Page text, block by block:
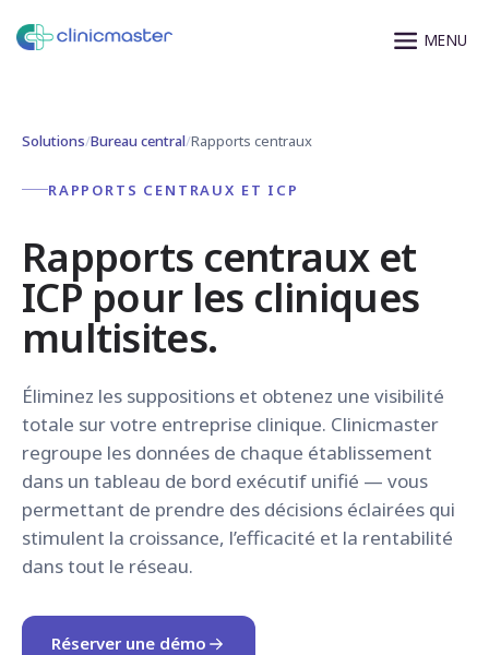
Solutions/Bureau central/Rapports centraux
RAPPORTS CENTRAUX ET ICP
Rapports centraux et
ICP pour les cliniques
multisites.
Éliminez les suppositions et obtenez une visibilité
totale sur votre entreprise clinique. Clinicmaster
regroupe les données de chaque établissement
dans un tableau de bord exécutif unifié — vous
permettant de prendre des décisions éclairées qui
stimulent la croissance, l’efficacité et la rentabilité
dans tout le réseau.
Réserver une démo